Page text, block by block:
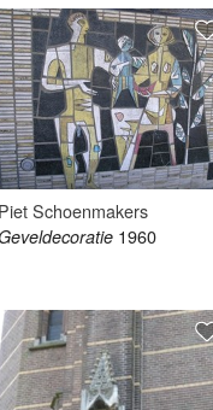
Piet Schoenmakers
Geveldecoratie 1960